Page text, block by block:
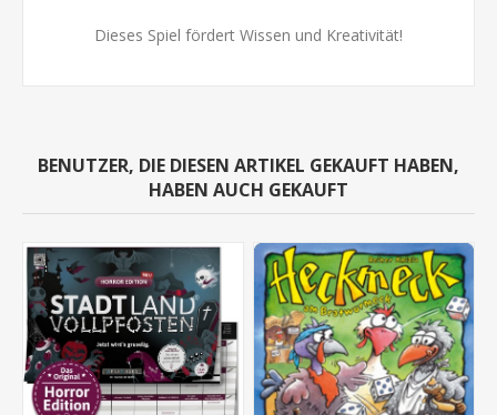
Dieses Spiel fördert Wissen und Kreativität!
BENUTZER, DIE DIESEN ARTIKEL GEKAUFT HABEN,
HABEN AUCH GEKAUFT